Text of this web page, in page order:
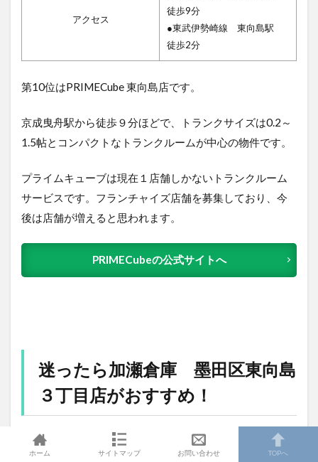
アクセス
徒歩9分
●東武伊勢崎線 東向島駅
徒歩2分
第10位はPRIMECube 東向島店です。
京成曳舟駅から徒歩９分ほどで、トランクサイズは0.2～
1.5帖とコンパクトなトランクルームが中心の物件です。
プライムキューブは現在１店舗しかないトランクルーム
サービスです。フランチャイズ店舗を募集しており、今
後は店舗が増えると思われます。
PRIMECubeの公式サイトへ
迷ったら加瀬倉庫 墨田区東向島
３丁目店がおすすめ！
ホーム サイトマップ お問い合わせ TOPへ